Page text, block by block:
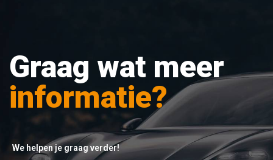
Graag wat meer
informatie?
We helpen je graag verder!